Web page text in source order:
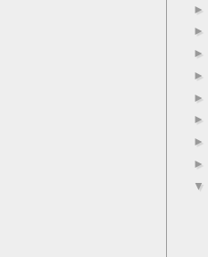
►
►
►
►
►
►
►
►
▼